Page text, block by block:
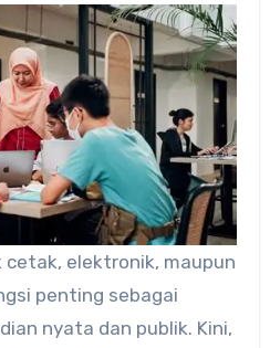
cetak, elektronik, maupun
penting sebagai
nyata dan publik. Kini,